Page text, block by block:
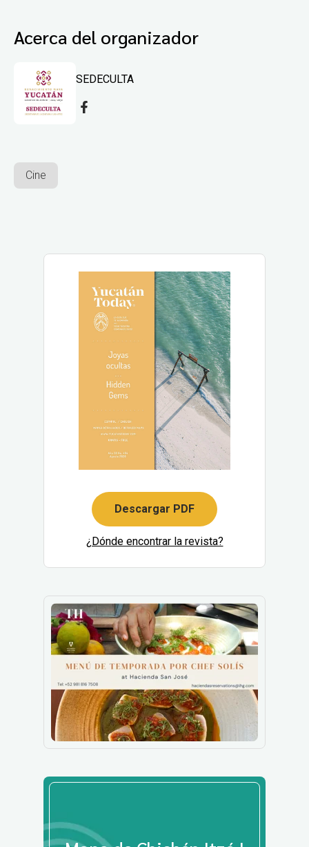
Acerca del organizador
SEDECULTA
Cine
Descargar PDF
¿Dónde encontrar la revista?